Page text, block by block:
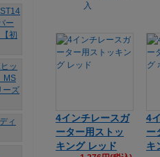
4インチレースガ
ーター用ストッ
キング レッド
4
ー
キ